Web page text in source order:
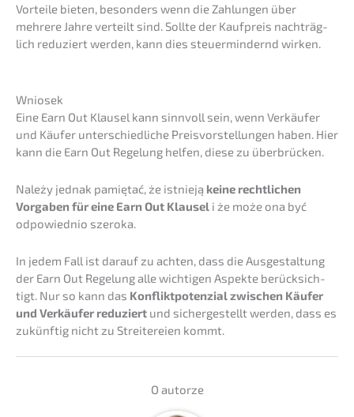
Vortei­le bieten, beson­ders wenn die Zahlun­gen über
mehre­re Jahre verteilt sind. Sollte der Kaufpreis nachträg­
lich reduziert werden, kann dies steuer­min­dernd wirken.
Wniosek
Eine Earn Out Klausel kann sinnvoll sein, wenn Verkäu­fer
und Käufer unter­schied­li­che Preis­vor­stel­lun­gen haben. Hier
kann die Earn Out Regelung helfen, diese zu überbrücken.
Należy jednak pamię­tać, że istnie­ją keine recht­li­chen
Vorga­ben für eine Earn Out Klausel i że może ona być
odpowied­nio szeroka.
In jedem Fall ist darauf zu achten, dass die Ausge­stal­tung
der Earn Out Regelung alle wichti­gen Aspek­te berück­sich­
tigt. Nur so kann das Konflikt­po­ten­zi­al zwischen Käufer
und Verkäu­fer reduziert und sicher­ge­stellt werden, dass es
zukünf­tig nicht zu Strei­te­rei­en kommt.
O autor­ze